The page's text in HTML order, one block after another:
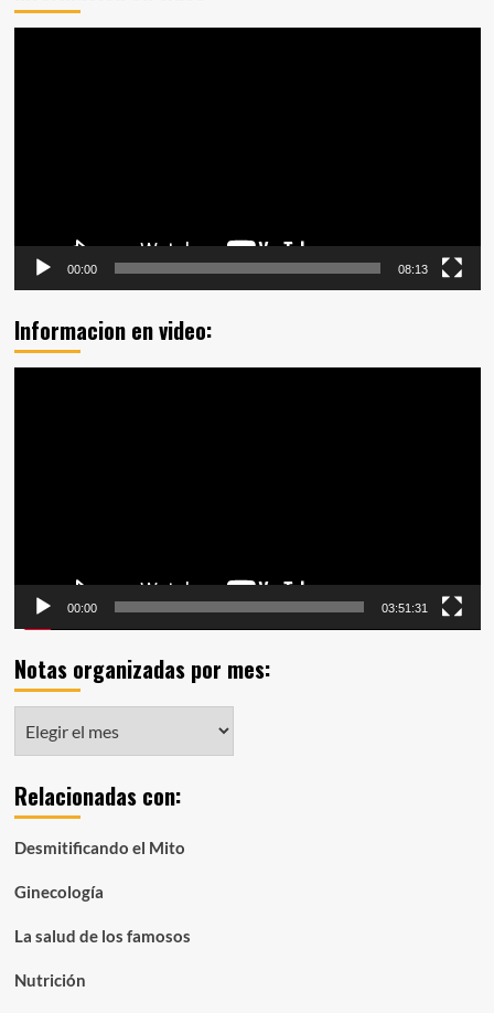
00:00 08:13
Informacion en video:
00:00 03:51:31
Notas organizadas por mes:
organizadas
mes:
Relacionadas con:
Desmitificando el Mito
Ginecología
La salud de los famosos
Nutrición